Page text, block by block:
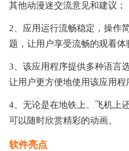
其他动漫迷交流意见和建议；
2、应用运行流畅稳定，操作
题，让用户享受流畅的观看体
3、该应用程序提供多种语言
让用户更方便地使用该应用程
4、无论是在地铁上、飞机上
可以随时欣赏精彩的动画。
软件亮点